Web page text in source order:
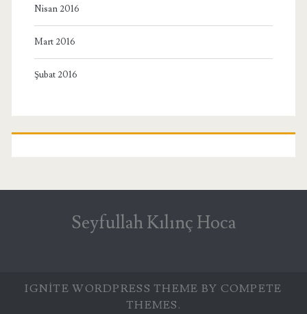
Nisan 2016
Mart 2016
Şubat 2016
Seyfullah Kılınç Hoca
IGNITE WORDPRESS THEME BY COMPETE
THEMES.